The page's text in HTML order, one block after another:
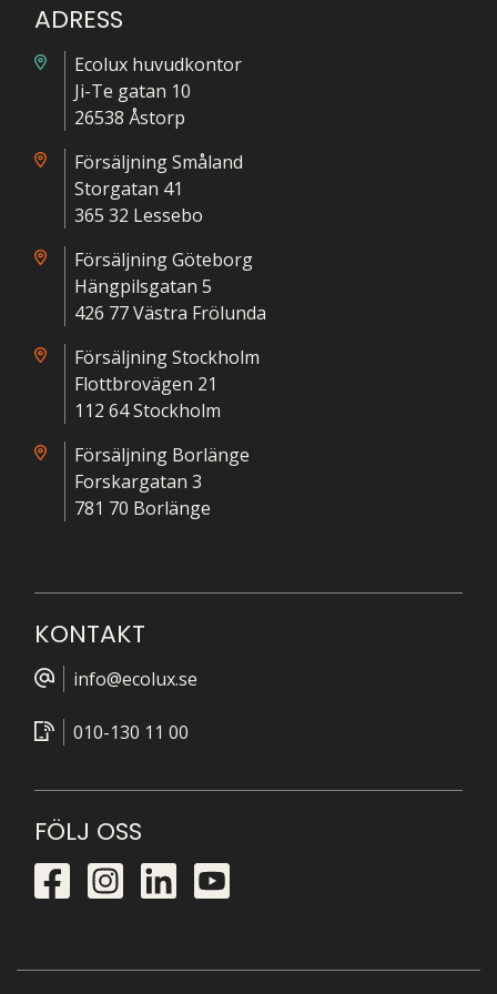
ADRESS
Ecolux huvudkontor
Ji-Te gatan 10
26538 Åstorp
Försäljning Småland
Storgatan 41
365 32 Lessebo
Försäljning Göteborg
Hängpilsgatan 5
426 77 Västra Frölunda
Försäljning Stockholm
Flottbrovägen 21
112 64 Stockholm
Försäljning Borlänge
Forskargatan 3
781 70 Borlänge
KONTAKT
info@ecolux.se
010-130 11 00
FÖLJ OSS